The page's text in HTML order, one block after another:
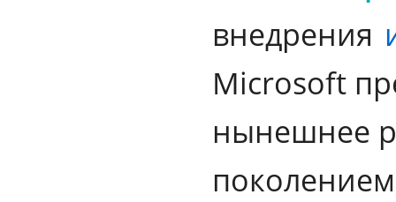
внедрения
Microsoft
нынешнее